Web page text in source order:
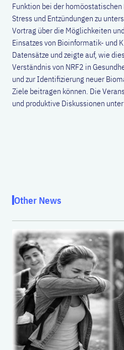
Funktion bei der
Stress und Entzündungen zu
Vortrag über die Möglichkeiten
Einsatzes von Bioinformatik- und
Datensätze und zeigte auf, wie
Verständnis von NRF2 in
und zur Identifizierung neuer
Ziele beitragen können. Die
und produktive Diskussionen
Other News